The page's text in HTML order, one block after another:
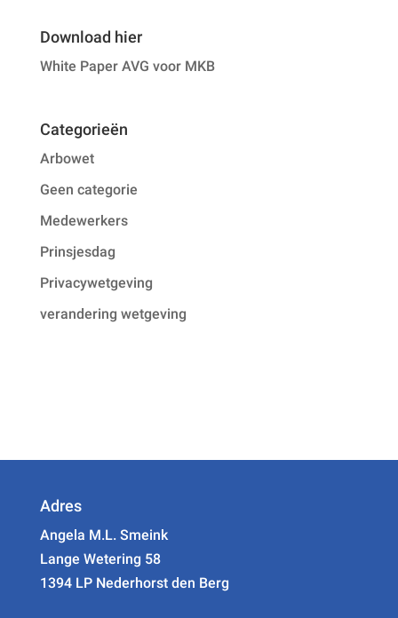
Download hier
White Paper AVG voor MKB
Categorieën
Arbowet
Geen categorie
Medewerkers
Prinsjesdag
Privacywetgeving
verandering wetgeving
Adres
Angela M.L. Smeink
Lange Wetering 58
1394 LP Nederhorst den Berg